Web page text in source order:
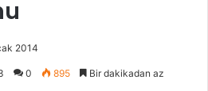
2014
0 895 Bir dakikadan az